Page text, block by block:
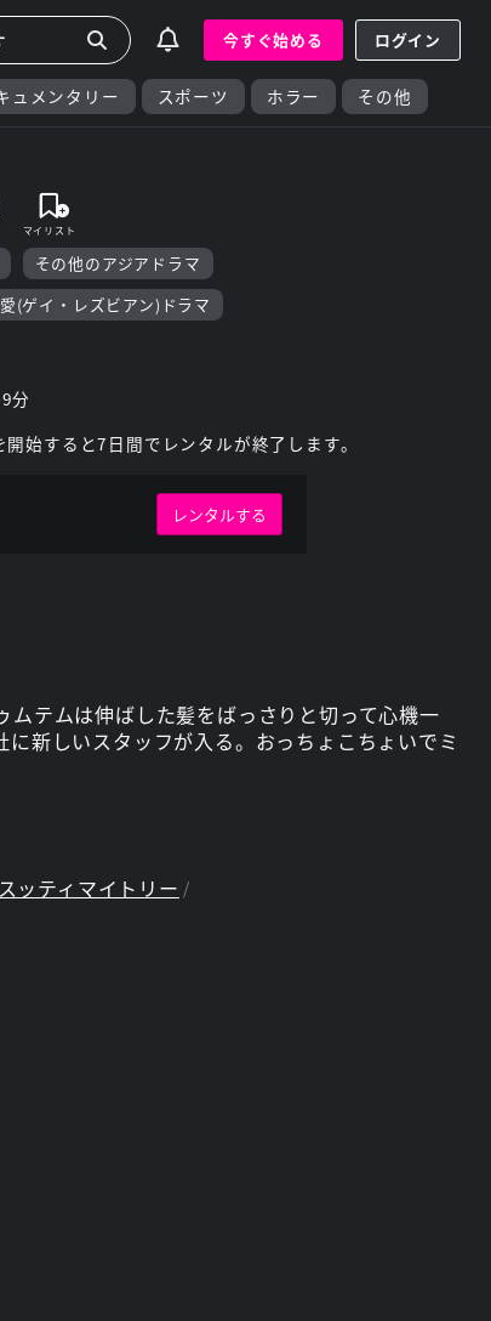
今すぐ始める ログイン
ュメンタリー スポーツ ホラー その他
その他のアジアドラマ
(ゲイ・レズビアン)ドラマ
分
始すると7日間でレンタルが終了します。
レンタルする
テムは伸ばした髪をばっさりと切って心機一
新しいスタッフが入る。おっちょこちょいでミ
ッティマイトリー